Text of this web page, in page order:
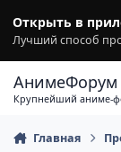
Открыть в
Лучший способ
АнимеФорум
Крупнейший аниме-
Главная